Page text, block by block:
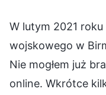
W lutym 2021 roku
wojskowego w
Nie mogłem już
online. Wkrótce